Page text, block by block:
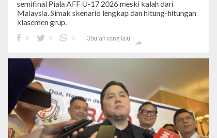
semifinal Piala AFF U-17 2026 meski kalah dari
Malaysia. Simak skenario lengkap dan hitung-hitungan
klasemen grup.
0 0 0 3 bulan yang lalu
